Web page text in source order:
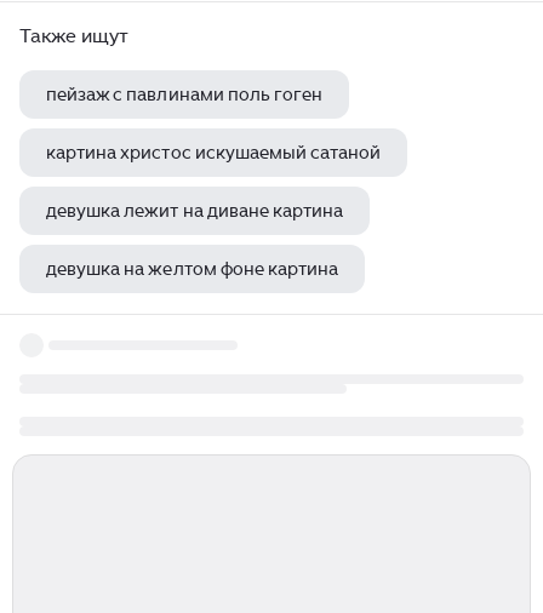
Также ищут
пейзаж с павлинами поль гоген
картина христос искушаемый сатаной
девушка лежит на диване картина
девушка на желтом фоне картина